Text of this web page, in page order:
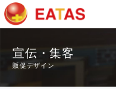
宣伝・集客
販促デザイン